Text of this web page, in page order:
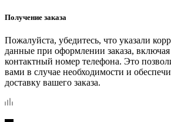
Получение заказа
Пожалуйста, убедитесь, что указали
данные при оформлении заказа, включая
контактный номер телефона. Это
вами в случае необходимости и
доставку вашего заказа.